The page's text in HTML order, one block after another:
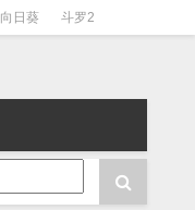
向日葵 斗罗2